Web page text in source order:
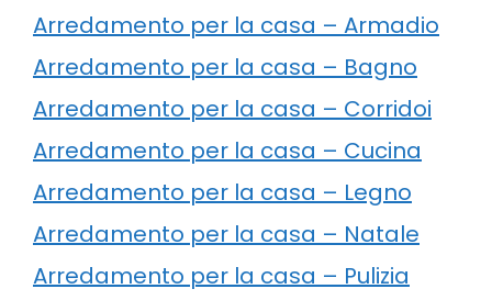
Arredamento per la casa – Armadio
Arredamento per la casa – Bagno
Arredamento per la casa – Corridoi
Arredamento per la casa – Cucina
Arredamento per la casa – Legno
Arredamento per la casa – Natale
Arredamento per la casa – Pulizia